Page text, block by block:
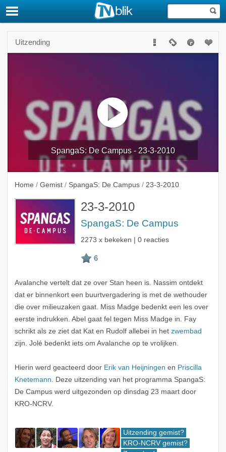
Uitzending
SpangaS: De Campus - 23-3-2010
Home / Gemist / SpangaS: De Campus / 23-3-2010
23-3-2010
SpangaS: De Campus
2273 x bekeken | 0 reacties
Avalanche vertelt dat ze over Stan heen is. Nassim ontdekt
dat er binnenkort een buurtvergadering is met de wethouder
die over milieuzaken gaat. Miss Madge bedenkt een les over
eerste indrukken. Abel gaat fel tegen Miss Madge in. Fay
schrikt als ze ziet dat Kat en Rudolf allebei in het zwembad
zijn. Jolé bedenkt iets om Avalanche op te vrolijken.
Hierin werd geacteerd door Erik van Heijningen en Priscilla
Knetemann. Deze uitzending van het programma SpangaS:
De Campus werd uitgezonden op dinsdag 23 maart door
KRO-NCRV.
Uitzending gemist?
KRO-NCRV gemist?